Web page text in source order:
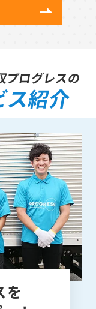
プログレスの
ス紹介
を